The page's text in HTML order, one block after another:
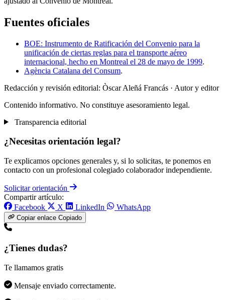
Fuentes oficiales
BOE: Instrumento de Ratificación del Convenio para la
unificación de ciertas reglas para el transporte aéreo
internacional, hecho en Montreal el 28 de mayo de 1999.
Agència Catalana del Consum.
Redacción y revisión editorial: Òscar Aleñá Francás · Autor y editor
Contenido informativo. No constituye asesoramiento legal.
Transparencia editorial
¿Necesitas orientación legal?
Te explicamos opciones generales y, si lo solicitas, te ponemos en
contacto con un profesional colegiado colaborador independiente.
Solicitar orientación
Compartir artículo:
Facebook
X LinkedIn WhatsApp
Copiar enlace Copiado
¿Tienes dudas?
Te llamamos gratis
Mensaje enviado correctamente.